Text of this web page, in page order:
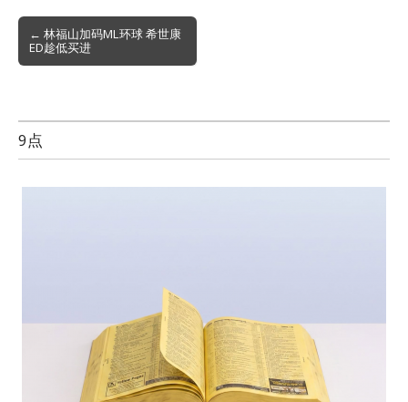
Post
navigation
← 林福山加码ML环球 希世康
ED趁低买进
9点